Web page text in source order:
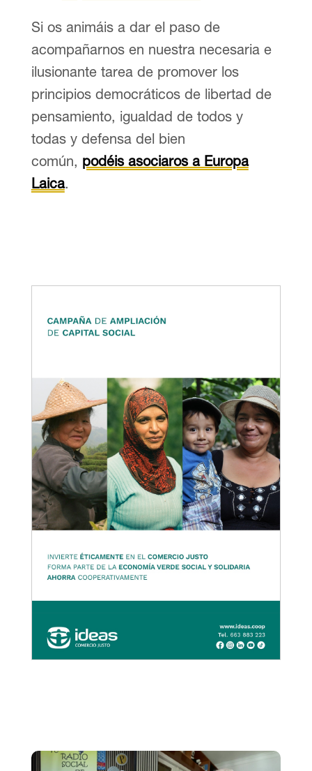
Si os animáis a dar el paso de
acompañarnos en nuestra necesaria e
ilusionante tarea de promover los
principios democráticos de libertad de
pensamiento, igualdad de todos y
todas y defensa del bien
común, podéis asociaros a Europa
Laica.